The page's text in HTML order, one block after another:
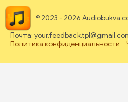
© 2023 - 2026
Почта:
Политика конфиденциальности